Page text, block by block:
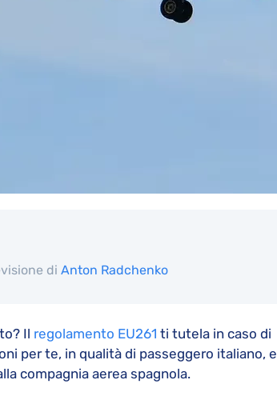
di Anton Radchenko
Il regolamento EU261 ti tutela in caso di
per te, in qualità di passeggero italiano, e
compagnia aerea spagnola.